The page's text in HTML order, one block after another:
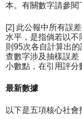
本。有關數字請參閱
[2] 此公報中所有誤
水平，是指倘若以不
則95次各自計算出
查數字涉及抽樣誤差
小數點，在引用評分
最新數據
以下是五項核心社會